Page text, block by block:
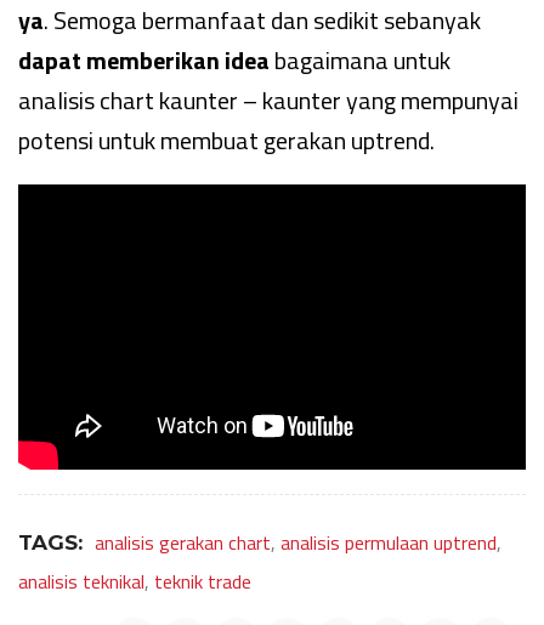
ya. Semoga bermanfaat dan sedikit sebanyak
dapat memberikan ideabagaimana untuk
analisis chart kaunter – kaunter yang mempunyai
potensi untuk membuat gerakan uptrend.
TAGS: analisis gerakan chart, analisis permulaan uptrend,
analisis teknikal, teknik trade